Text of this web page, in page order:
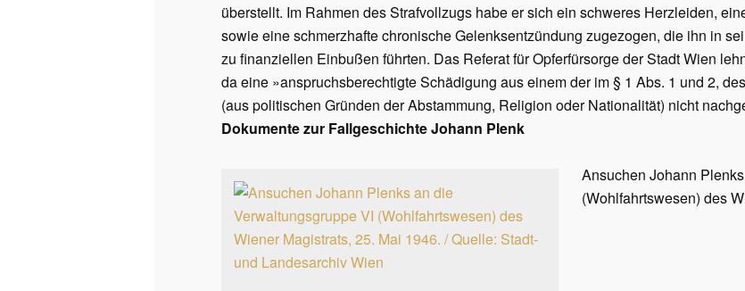
überstellt. Im Rahmen des Strafvollzugs habe er sich ein schweres Herzleiden,
sowie eine schmerzhafte chronische Gelenksentzündung zugezogen, die ihn in
zu finanziellen Einbußen führten. Das Referat für Opferfürsorge der Stadt Wien
da eine »anspruchsberechtigte Schädigung aus einem der im § 1 Abs. 1 und 2,
(aus politischen Gründen der Abstammung, Religion oder Nationalität) nicht
Dokumente zur Fallgeschichte Johann Plenk
Ansuchen Johann
(Wohlfahrtswesen) des